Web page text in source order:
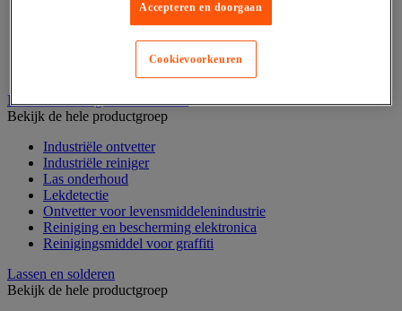
Sluitknop en handgreep
Industrieel reinigen en ontvetten
Bekijk de hele productgroep
Industriële ontvetter
Industriële reiniger
Las onderhoud
Lekdetectie
Ontvetter voor levensmiddelenindustrie
Reiniging en bescherming elektronica
Reinigingsmiddel voor graffiti
Lassen en solderen
Bekijk de hele productgroep
Accepteren en doorgaan
Cookievoorkeuren